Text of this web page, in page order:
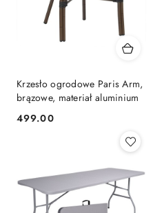
Krzesło ogrodowe Paris Arm,
brązowe, materiał aluminium
Cena:
499.00